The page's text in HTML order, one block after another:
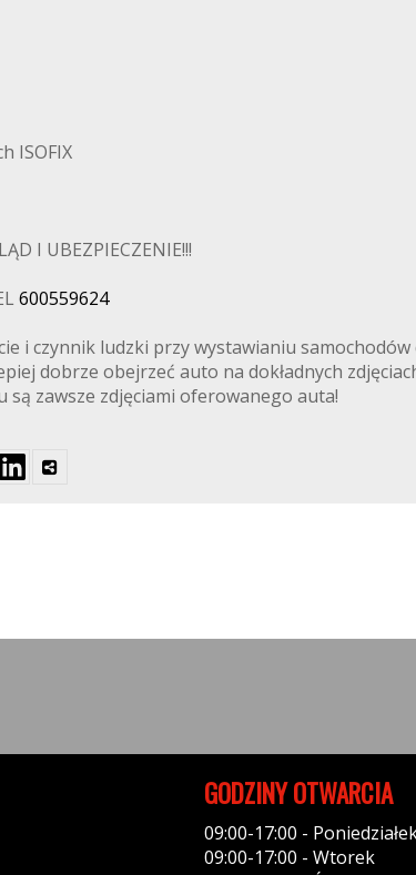
ISOFIX
I UBEZPIECZENIE!!!
600559624
i czynnik ludzki przy wystawianiu
dobrze obejrzeć auto na dokładnych
są zawsze zdjęciami oferowanego auta!
GODZINY OTWARCIA
09:00-17:00 -
09:00-17:00 - Wtorek